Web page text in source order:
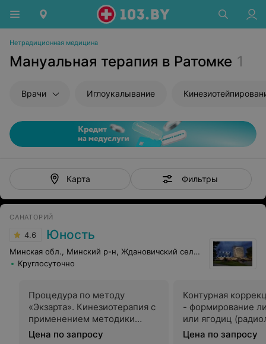
Нетрадиционная медицина
Мануальная терапия в Ратомке 1
Врачи Иглоукалывание
Карта Фильтры
САНАТОРИЙ
4.6 Юность
Минская обл., Минский р-н, Ждановичский сельсовет, 67
Круглосуточно
Процедура по методу
«Экзарта». Кинезиотерапия с
применением методики
«Экзарта»
Цена по запросу
Контурная
- формирование
или ягодиц (радиолифтинг +
тейпирование)
Цена по запросу